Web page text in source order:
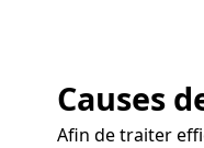
Causes
Afin de traiter